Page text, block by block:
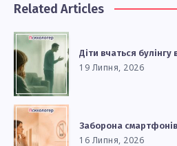
Related Articles
Діти вчаться булінгу
19 Липня, 2026
Заборона
16 Липня, 2026